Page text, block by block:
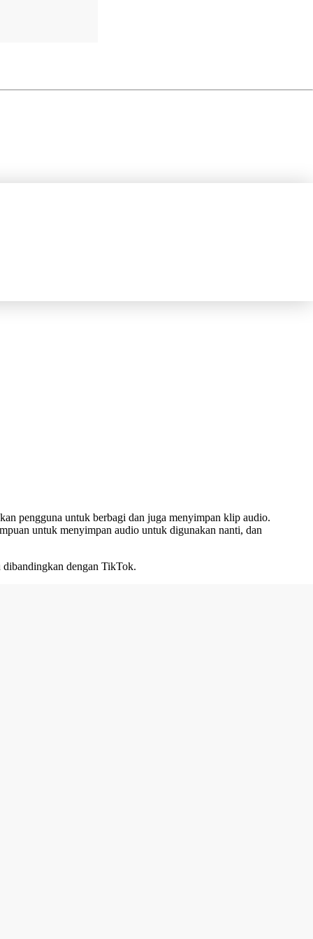
pengguna untuk berbagi dan juga menyimpan klip audio.
untuk menyimpan audio untuk digunakan nanti, dan
dibandingkan dengan TikTok.